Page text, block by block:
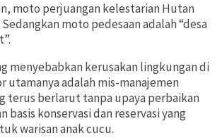
moto perjuangan kelestarian Hutan
Sedangkan moto pedesaan adalah “desa
menyebabkan kerusakan lingkungan di
utamanya adalah mis-manajemen
terus berlarut tanpa upaya perbaikan
basis konservasi dan reservasi yang
warisan anak cucu.